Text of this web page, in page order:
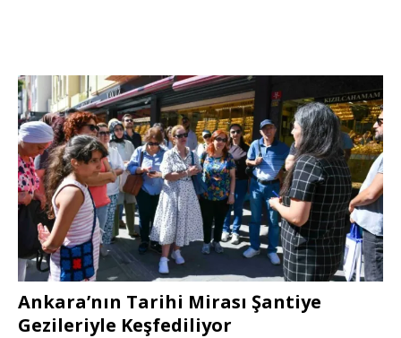
Ankara’nın Tarihi Mirası Şantiye
Gezileriyle Keşfediliyor